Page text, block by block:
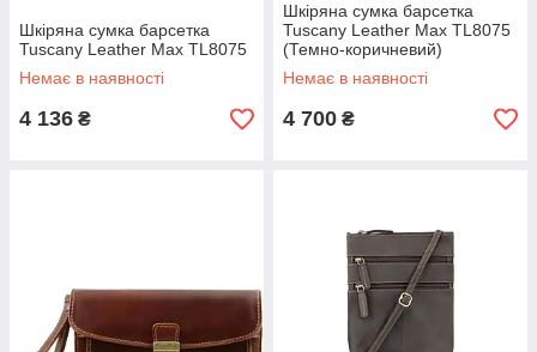
Шкіряна сумка барсетка
Tuscany Leather Max TL8075
Немає в наявності
4 136 ₴
Шкіряна сумка барсетка
Tuscany Leather Max TL8075
(Темно-коричневий)
Немає в наявності
4 700 ₴